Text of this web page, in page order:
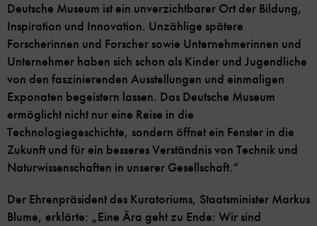
Deutsche Museum ist ein unverzichtbarer Ort der Bildung,
Inspiration und Innovation. Unzählige spätere
Forscherinnen und Forscher sowie Unternehmerinnen und
Unternehmer haben sich schon als Kinder und Jugendliche
von den faszinierenden Ausstellungen und einmaligen
Exponaten begeistern lassen. Das Deutsche Museum
ermöglicht nicht nur eine Reise in die
Technologiegeschichte, sondern öffnet ein Fenster in die
Zukunft und für ein besseres Verständnis von Technik und
Naturwissenschaften in unserer Gesellschaft.“
Der Ehrenpräsident des Kuratoriums, Staatsminister Markus
Blume, erklärte: „Eine Ära geht zu Ende: Wir sind